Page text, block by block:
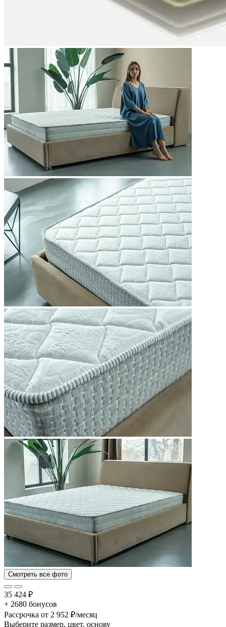
Смотреть все фото
35 424 ₽
+ 2680 бонусов
Рассрочка от 2 952 ₽/месяц
Выберите размер, цвет, основу